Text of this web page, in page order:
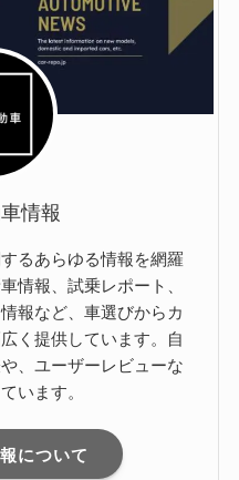
情報
るあらゆる情報を網羅
情報、試乗レポート、
報など、車選びからカ
く提供しています。自
、ユーザーレビューな
います。
について